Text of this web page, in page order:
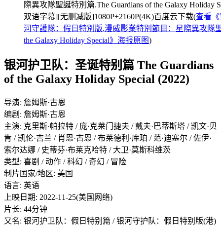
際異攻隊聖誕特別篇.The Guardians of the Galaxy Holiday
双语字幕][无删减版]1080P+2160P(4K)百度云下载(查看
河守護隊：假日特別版.漫威影業特別節目：星際異攻隊
the Galaxy Holiday Special》海报原图)
银河护卫队：圣诞特别篇 The Guardians
of the Galaxy Holiday Special (2022)
导演: 詹姆斯·古恩
编剧: 詹姆斯·古恩
主演: 克里斯·帕拉特 / 庞·克莱门捷夫 / 戴夫·巴蒂斯塔 / 凯文·贝
肯 / 凯伦·吉兰 / 肖恩·古恩 / 布莱德利·库珀 / 范·迪塞尔 / 佐伊·
索尔达娜 / 史蒂芬·布莱克哈特 / 大卫·莫斯科维茨
类型: 喜剧 / 动作 / 科幻 / 奇幻 / 冒险
制片国家/地区: 美国
语言: 英语
上映日期: 2022-11-25(美国网络)
片长: 44分钟
又名: 银河护卫队：假日特别篇 / 银河守护队：假日特别版(港)